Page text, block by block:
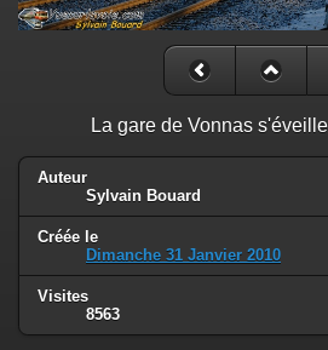
La gare de Vonnas
Auteur
Sylvain Bouard
Créée le
Dimanche 31 Janvier 2010
Visites
8563